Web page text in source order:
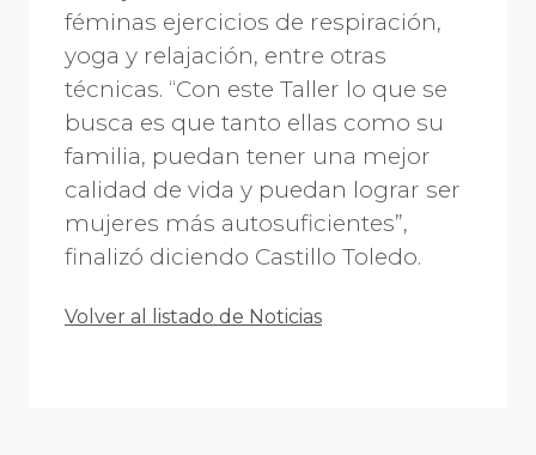
féminas ejercicios de respiración,
yoga y relajación, entre otras
técnicas. “Con este Taller lo que se
busca es que tanto ellas como su
familia, puedan tener una mejor
calidad de vida y puedan lograr ser
mujeres más autosuficientes”,
finalizó diciendo Castillo Toledo.
Volver al listado de Noticias